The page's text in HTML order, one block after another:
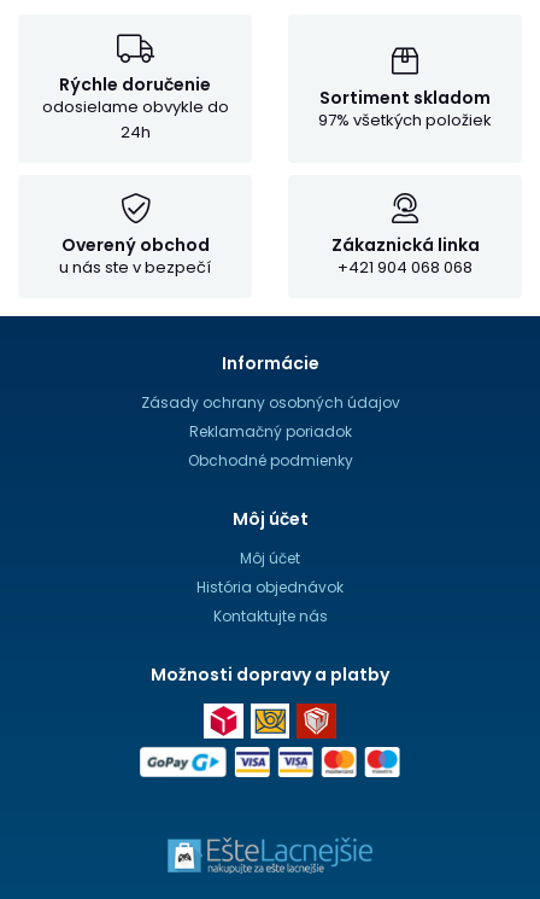
Rýchle doručenie
odosielame obvykle do
24h
Sortiment skladom
97% všetkých položiek
Overený obchod
u nás ste v bezpečí
Zákaznická linka
+421 904 068 068
Informácie
Zásady ochrany osobných údajov
Reklamačný poriadok
Obchodné podmienky
Môj účet
Môj účet
História objednávok
Kontaktujte nás
Možnosti dopravy a platby